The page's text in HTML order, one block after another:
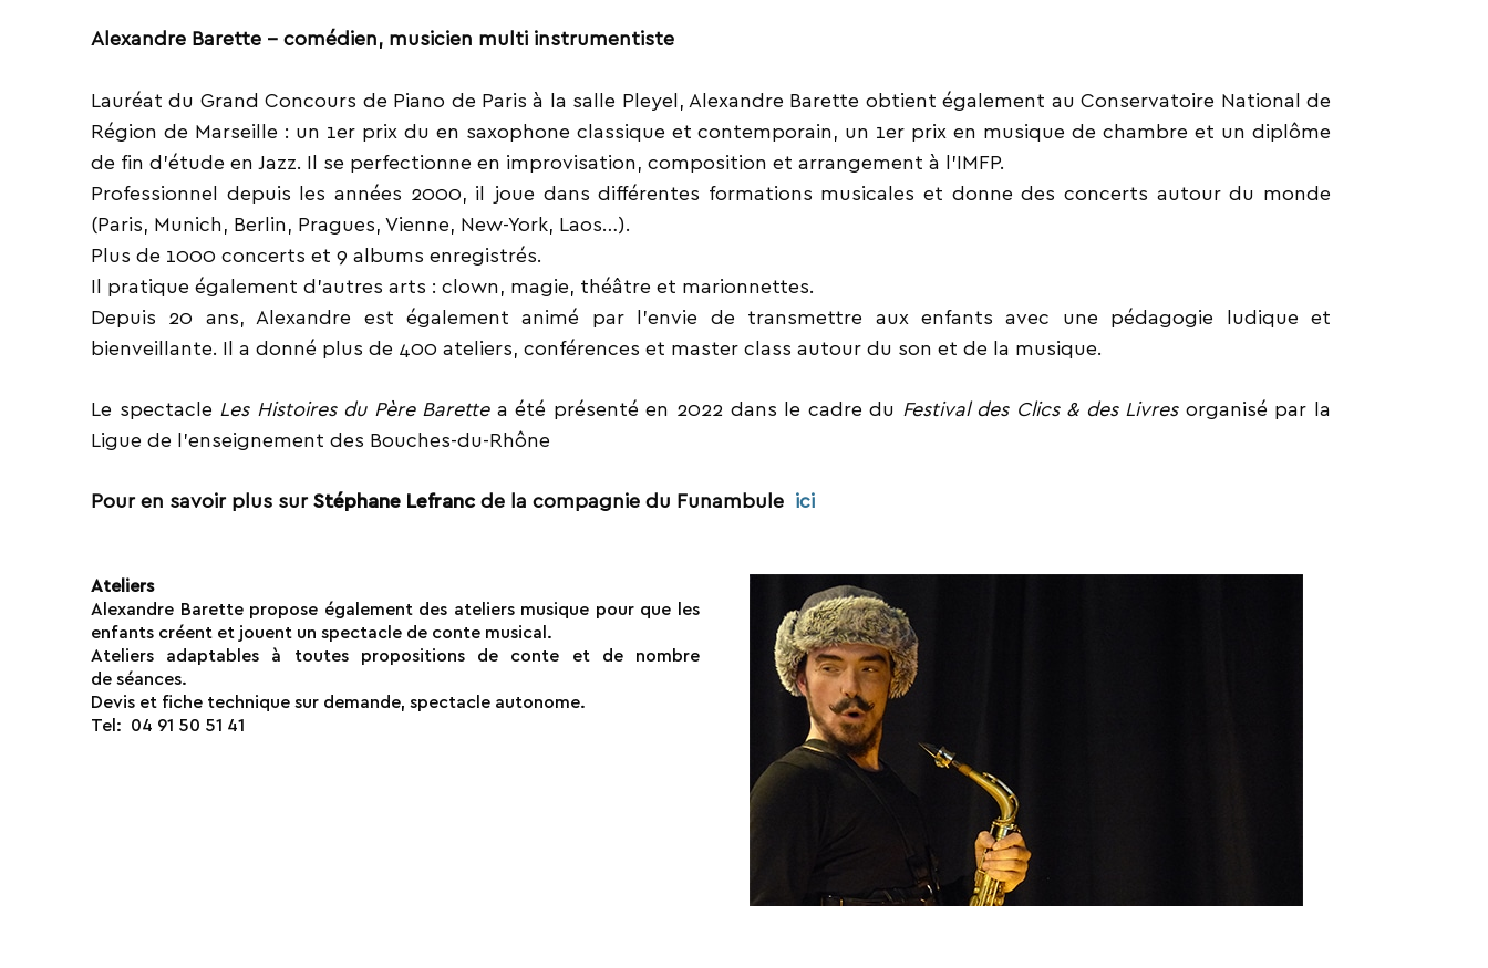
Alexandre Barette – comédien, musicien multi instrumentiste
Lauréat du Grand Concours de Piano de Paris à la salle Pleyel, Alexandre Barette obtient également au Conservatoire National de
Région de Marseille : un 1er prix du en saxophone classique et contemporain, un 1er prix en musique de chambre et un diplôme
de fin d’étude en Jazz. Il se perfectionne en improvisation, composition et arrangement à l’IMFP.
Professionnel depuis les années 2000, il joue dans différentes formations musicales et donne des concerts autour du monde
(Paris, Munich, Berlin, Pragues, Vienne, New-York, Laos…).
Plus de 1000 concerts et 9 albums enregistrés.
Il pratique également d’autres arts : clown, magie, théâtre et marionnettes.
Depuis 20 ans, Alexandre est également animé par l’envie de transmettre aux enfants avec une pédagogie ludique et
bienveillante. Il a donné plus de 400 ateliers, conférences et master class autour du son et de la musique.
Le spectacle Les Histoires du Père Barettea été présenté en 2022 dans le cadre du Festival des Clics & des Livresorganisé par la
Ligue de l’enseignement des Bouches-du-Rhône
Pour en savoir plus sur Stéphane Lefranc de la compagnie du Funambule ici
Ateliers
Alexandre Barette propose également des ateliers musique pour que les
enfants créent et jouent un spectacle de conte musical.
Ateliers adaptables à toutes propositions de conte et de nombre
de séances.
Devis et fiche technique sur demande, spectacle autonome.
Tel: 04 91 50 51 41